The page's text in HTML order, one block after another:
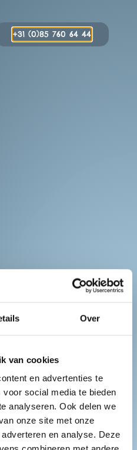
Over
van cookies
en advertenties te
social media te bieden
analyseren. Ook delen we
onze site met onze
en analyse. Deze
+31 (0)85 760 64 44